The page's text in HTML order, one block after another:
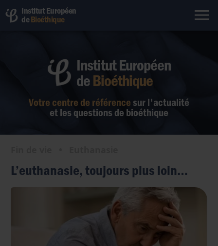
Institut Européen
deBioéthique
Votre centre de référence sur l'actualité
et les questions de bioéthique
Institut Européen
deBioéthique
L’euthanasie, toujours plus loin…